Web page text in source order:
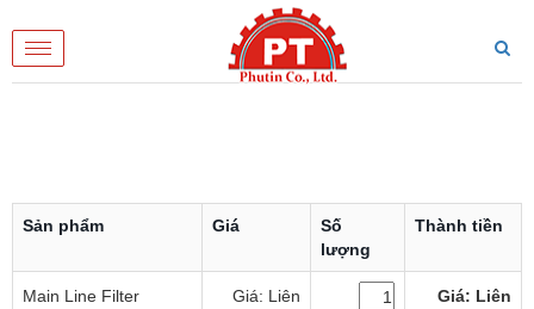
Toggle
navigation
Sản phẩm Giá
Số
lượng
Thành tiền
Main Line Filter
Giá: Liên
Giá: Liên